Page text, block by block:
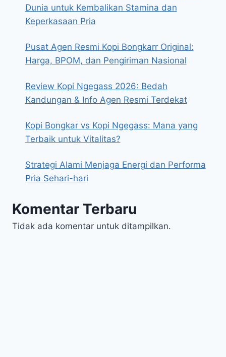
Dunia untuk Kembalikan Stamina dan
Keperkasaan Pria
Pusat Agen Resmi Kopi Bongkarr Original:
Harga, BPOM, dan Pengiriman Nasional
Review Kopi Ngegass 2026: Bedah
Kandungan & Info Agen Resmi Terdekat
Kopi Bongkar vs Kopi Ngegass: Mana yang
Terbaik untuk Vitalitas?
Strategi Alami Menjaga Energi dan Performa
Pria Sehari-hari
Komentar Terbaru
Tidak ada komentar untuk ditampilkan.